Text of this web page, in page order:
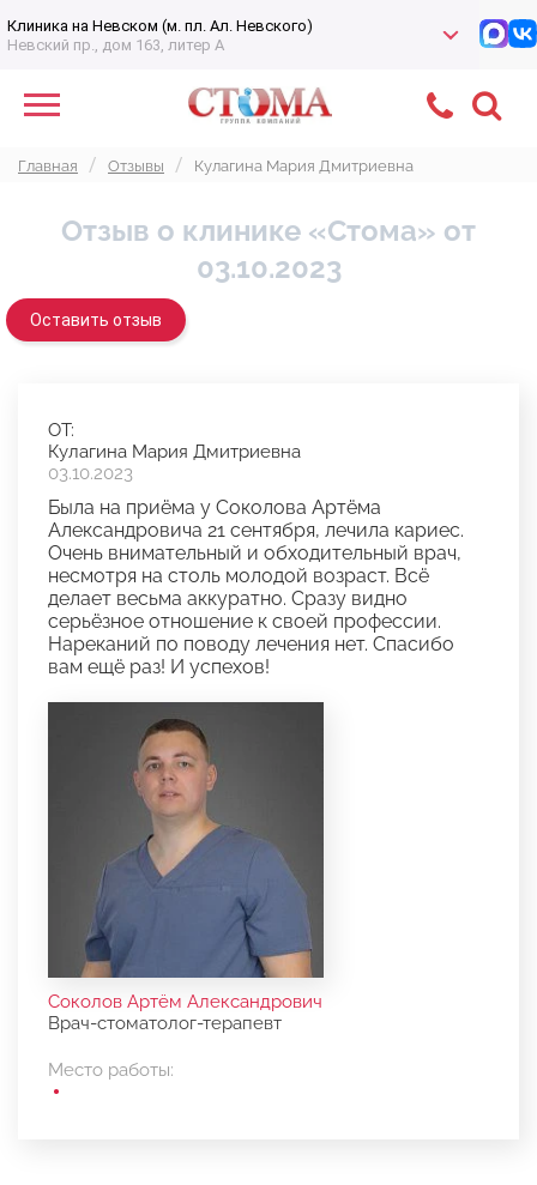
Клиника на Невском (м. пл. Ал. Невского)
Невский пр., дом 163, литер А
Главная Отзывы Кулагина Мария Дмитриевна
Отзыв о клинике «Стома» от
03.10.2023
Оставить отзыв
Соколов Артём Александрович
Врач-стоматолог-терапевт
Место работы:
ОТ:
Кулагина Мария Дмитриевна
03.10.2023
Была на приëма у Соколова Артëма
Александровича 21 сентября, лечила кариес.
Очень внимательный и обходительный врач,
несмотря на столь молодой возраст. Всë
делает весьма аккуратно. Сразу видно
серьëзное отношение к своей профессии.
Нареканий по поводу лечения нет. Спасибо
вам ещë раз! И успехов!